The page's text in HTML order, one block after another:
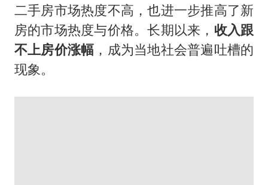
二手房市场热度不高，也进一步推高了新
房的市场热度与价格。长期以来， 收入跟
不上房价涨幅 ，成为当地社会普遍吐槽的
现象。